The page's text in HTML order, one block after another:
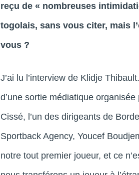
reçu de « nombreuses
togolais, sans vous citer, mais
vous ?
J’ai lu l’interview de Klidje
d’une sortie médiatique
Cissé, l’un des dirigeants de
Sportback Agency, Youcef
notre tout premier joueur, et ce